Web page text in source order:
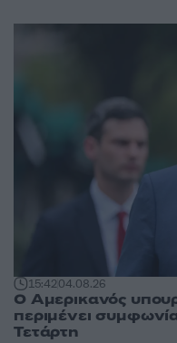
15:4204.08.26
Ο Αμερικανός
περιμένει
Τετάρτη